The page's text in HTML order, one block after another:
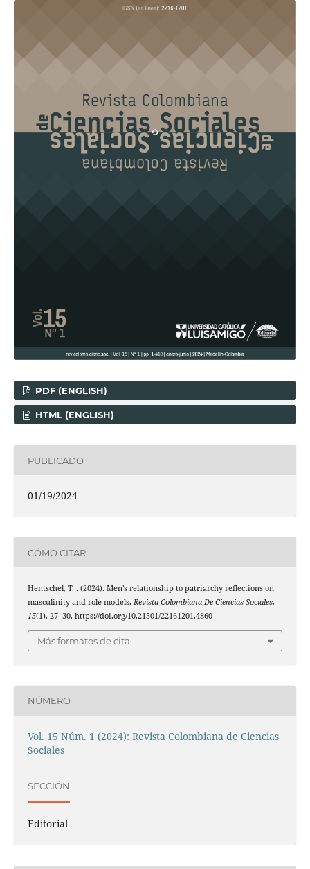
PDF (ENGLISH)
HTML (ENGLISH)
PUBLICADO
01/19/2024
CÓMO CITAR
Hentschel, T. . (2024). Men’s relationship to patriarchy reflections on
masculinity and role models. Revista Colombiana De Ciencias Sociales,
15(1), 27–30. https://doi.org/10.21501/22161201.4860
Más formatos de cita
NÚMERO
Vol. 15 Núm. 1 (2024): Revista Colombiana de Ciencias
Sociales
SECCIÓN
Editorial